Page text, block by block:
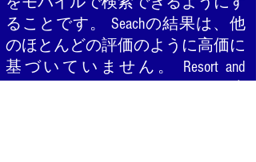
ることです。 Seachの結果は、他
のほとんどの評価のように高価に
基づいていません。 Resort and